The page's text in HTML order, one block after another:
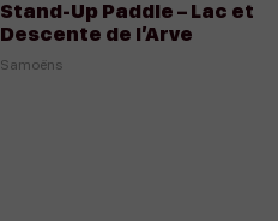
Stand-Up Paddle – Lac et
Descente de l’Arve
Samoëns